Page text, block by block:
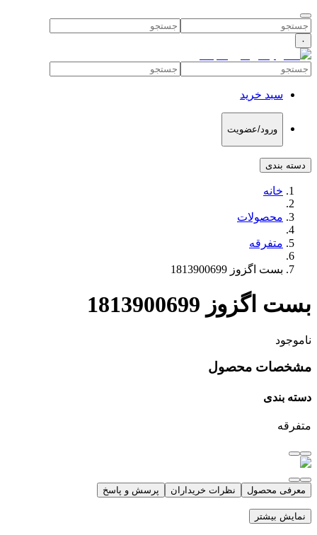
۰
سبد خرید
ورود/عضویت
دسته بندی
خانه
محصولات
متفرقه
بست اگزوز 1813900699
بست اگزوز 1813900699
ناموجود
مشخصات محصول
دسته بندی
متفرقه
معرفی محصول نظرات خریداران پرسش و پاسخ
نمایش بیشتر